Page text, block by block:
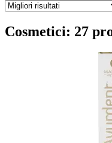
Cosmetici: 27